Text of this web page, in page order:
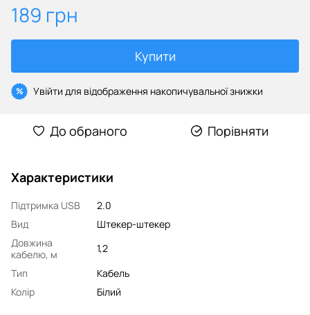
189 грн
Купити
% Увійти для відображення накопичувальної знижки
До обраного Порівняти
Характеристики
Підтримка USB
2.0
Вид
Штекер-штекер
Довжина
кабелю, м
1,2
Тип
Кабель
Колір
Білий